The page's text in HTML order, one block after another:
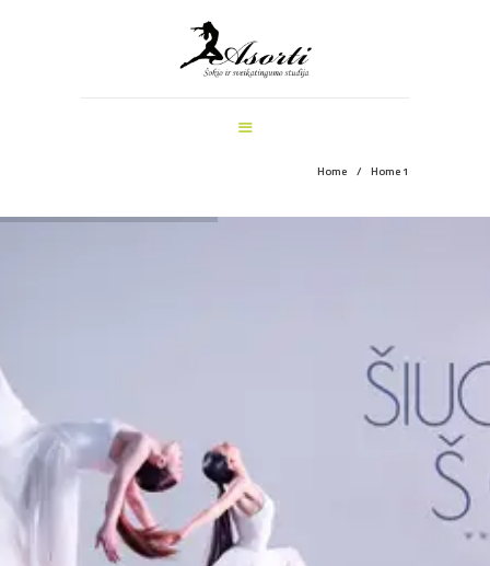
Home Home 1
ŠOKIO IR SVEIKATINGUMO STUDIJA
PAGRINDINIS
ŠOKIŲ UŽSIĖMIMAI
APIE MUS